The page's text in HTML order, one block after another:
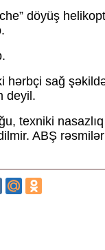
döyüş
hərbçi sağ
deyil.
texniki nasazlıq
ABŞ